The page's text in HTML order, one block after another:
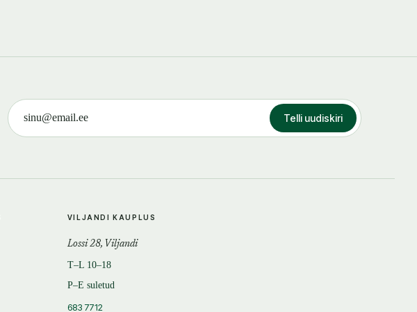
Telli uudiskiri
VILJANDI KAUPLUS
Lossi 28, Viljandi
T–L 10–18
P–E suletud
683 7712